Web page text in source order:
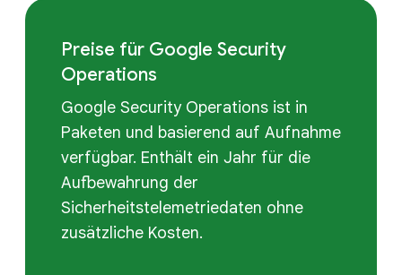
Preise für Google Security
Operations
Google Security Operations ist in
Paketen und basierend auf Aufnahme
verfügbar. Enthält ein Jahr für die
Aufbewahrung der
Sicherheitstelemetriedaten ohne
zusätzliche Kosten.